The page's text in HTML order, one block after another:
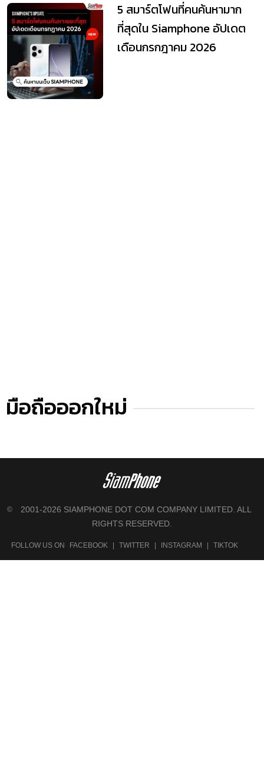
5 สมาร์ตโฟนที่คนค้นหามาก
ที่สุดใน Siamphone อัปเดต
เดือนกรกฎาคม 2026
มือถือออกใหม่
©
2001-2026 SIAMPHONE DOT COM COMPANY LIMITED. ALL
RIGHTS RESERVED.
FOLLOW US ON FACEBOOK TWITTER INSTAGRAM TIKTOK